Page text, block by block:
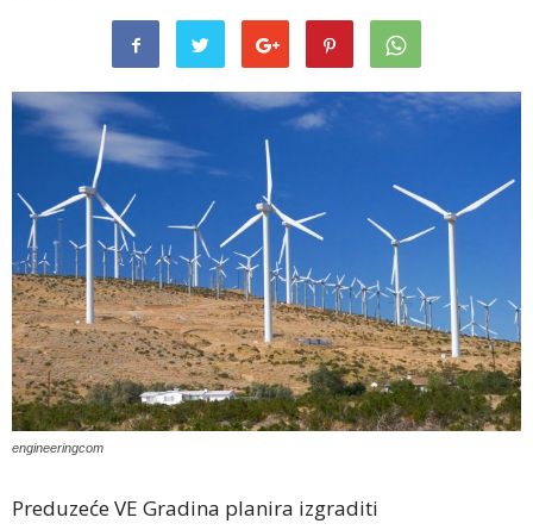
engineeringcom
Preduzeće VE Gradina planira izgraditi